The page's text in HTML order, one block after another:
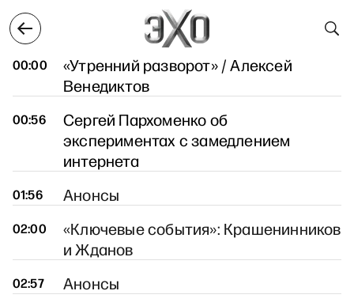
19 февраля
19 февраля
00:00
«Утренний разворот» / Алексей
Венедиктов
00:56
Сергей Пархоменко об
экспериментах с замедлением
интернета
01:56 Анонсы
02:00
«Ключевые события»: Крашенинников
и Жданов
02:57 Анонсы